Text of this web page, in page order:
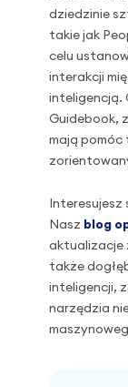
dziedzinie
takie jak
celu
interakcji
inteligencją.
Guidebook,
mają pomóc
Nasz blog
aktualizacje
także
inteligencji,
narzędzia